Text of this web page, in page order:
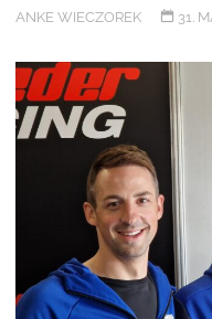
ANKE WIECZOREK 31.